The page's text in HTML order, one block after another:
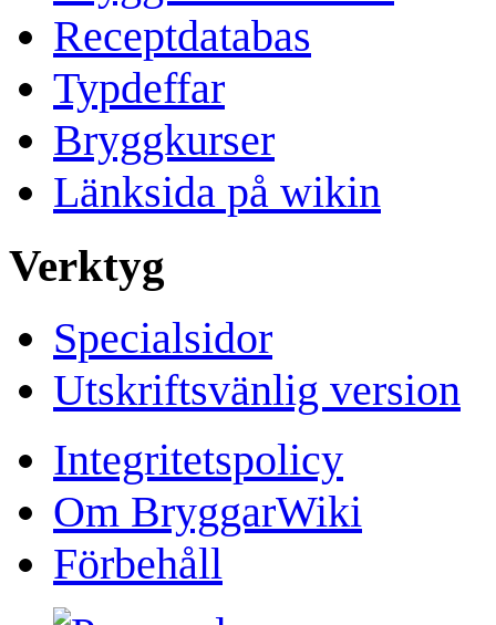
Receptdatabas
Typdeffar
Bryggkurser
Länksida på wikin
Verktyg
Specialsidor
Utskriftsvänlig version
Integritetspolicy
Om BryggarWiki
Förbehåll